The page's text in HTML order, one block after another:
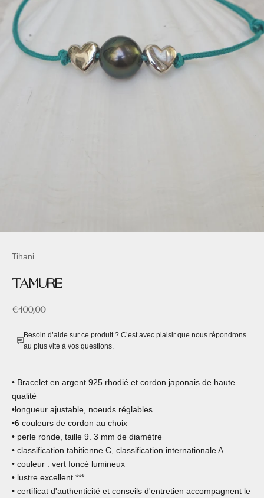
Tihani
TAMURE
Prix de vente
€100,00
Besoin d’aide sur ce produit ? C’est avec plaisir que nous répondrons
au plus vite à vos questions.
• Bracelet en argent 925 rhodié et cordon japonais de haute
qualité
•longueur ajustable, noeuds réglables
•6 couleurs de cordon au choix
• perle ronde, taille 9. 3 mm de diamètre
• classification tahitienne C, classification internationale A
• couleur : vert foncé lumineux
• lustre excellent ***
• certificat d'authenticité et conseils d'entretien accompagnent le